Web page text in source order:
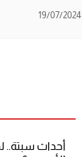
19/07/2024
أحداث سبتة..